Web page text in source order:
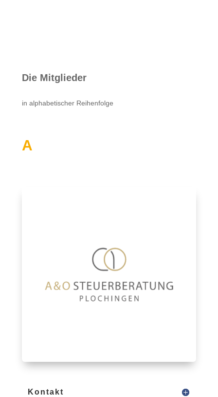
Die Mitglieder
in alphabetischer Reihenfolge
A
Kontakt